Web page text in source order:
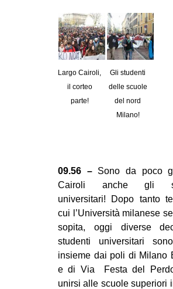
Largo Cairoli,
il corteo
parte!
Gli studenti
delle scuole
del nord
Milano!
09.56 –Sono da poco
Cairoli anche gli
universitari! Dopo tanto
cui l’Università milanese
sopita, oggi diverse
studenti universitari
insieme dai poli di Milano
e di Via Festa del
unirsi alle scuole superiori